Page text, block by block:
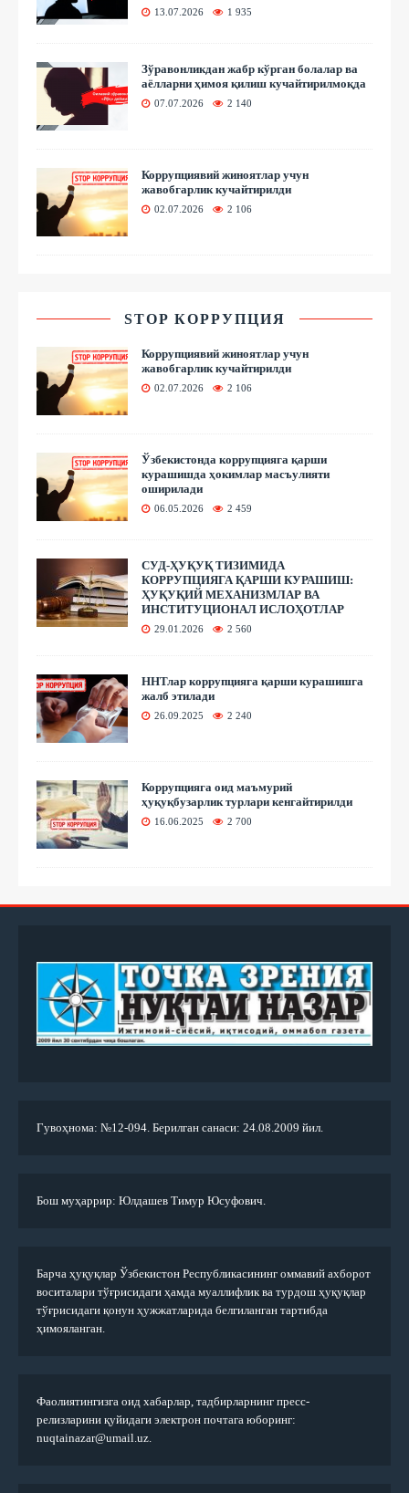
13.07.2026 1 935
Зўравонликдан жабр кўрган болалар ва
аёлларни ҳимоя қилиш кучайтирилмоқда
07.07.2026 2 140
Коррупциявий жиноятлар учун
жавобгарлик кучайтирилди
02.07.2026 2 106
STOP КОРРУПЦИЯ
Коррупциявий жиноятлар учун
жавобгарлик кучайтирилди
02.07.2026 2 106
Ўзбекистонда коррупцияга қарши
курашишда ҳокимлар масъулияти
оширилади
06.05.2026 2 459
СУД-ҲУҚУҚ ТИЗИМИДА
КОРРУПЦИЯГА ҚАРШИ КУРАШИШ:
ҲУҚУҚИЙ МЕХАНИЗМЛАР ВА
ИНСТИТУЦИОНАЛ ИСЛОҲОТЛАР
29.01.2026 2 560
ННТлар коррупцияга қарши курашишга
жалб этилади
26.09.2025 2 240
Коррупцияга оид маъмурий
ҳуқуқбузарлик турлари кенгайтирилди
16.06.2025 2 700
Гувоҳнома: №12-094. Берилган санаси: 24.08.2009 йил.
Бош муҳаррир: Юлдашев Тимур Юсуфович.
Барча ҳуқуқлар Ўзбекистон Республикасининг оммавий ахборот
воситалари тўғрисидаги ҳамда муаллифлик ва турдош ҳуқуқлар
тўғрисидаги қонун ҳужжатларида белгиланган тартибда
ҳимояланган.
Фаолиятингизга оид хабарлар, тадбирларнинг пресс-
релизларини қуйидаги электрон почтага юборинг:
nuqtainazar@umail.uz.